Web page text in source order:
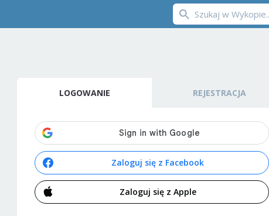
LOGOWANIE REJESTRACJA
Zaloguj się z Facebook
Zaloguj się z Apple